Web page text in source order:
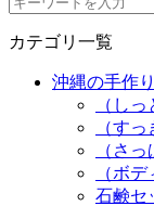
カテゴリ一覧
沖縄の手作
（し
（す
（さ
（ボ
石鹸セ